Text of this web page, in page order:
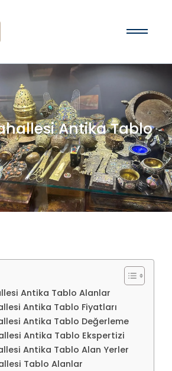
Antika Tablo
Antika Tablo Alanlar
Antika Tablo Fiyatları
Antika Tablo Değerleme
Antika Tablo Ekspertizi
Antika Tablo Alan Yerler
Tablo Alanlar